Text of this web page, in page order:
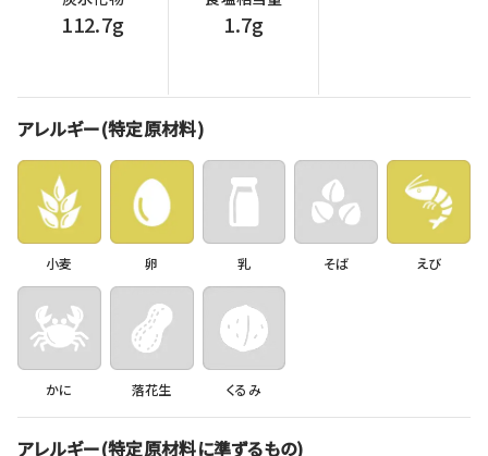
112.7g 1.7g
アレルギー(特定原材料)
小麦 卵 乳 そば えび
かに 落花生 くるみ
アレルギー(特定原材料に準ずるもの)